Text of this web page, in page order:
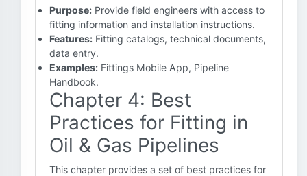
Purpose: Provide field engineers with access to
fitting information and installation instructions.
Features: Fitting catalogs, technical documents,
data entry.
Examples: Fittings Mobile App, Pipeline
Handbook.
Chapter 4: Best
Practices for Fitting in
Oil & Gas Pipelines
This chapter provides a set of best practices for